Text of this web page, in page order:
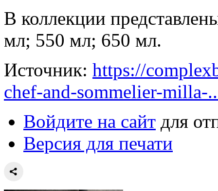
В коллекции
мл; 550 мл; 650 мл.
Источник: https://
chef-and-sommelier-milla-
Войдите на сайт для
Версия для печати